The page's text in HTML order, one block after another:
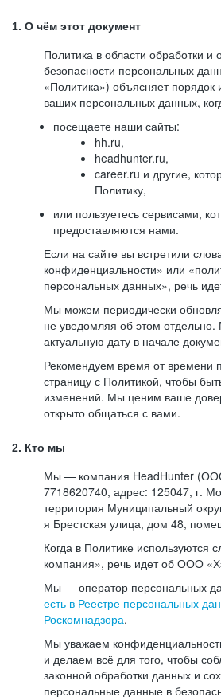
1. О чём этот документ
Политика в области обработки и
безопасности персональных
«Политика») объясняет порядок
ваших персональных данных,
посещаете наши сайты:
hh.ru,
headhunter.ru,
career.ru и другие,
Политику,
или пользуетесь сервисами,
предоставляются нами.
Если на сайте вы встретили
конфиденциальности» или
персональных данных», речь
Мы можем периодически
не уведомляя об этом отдельно.
актуальную дату в начале
Рекомендуем время от времени
страницу с Политикой, чтобы
изменений. Мы ценим ваше
открыто общаться с вами.
2. Кто мы
Мы — компания HeadHunter
7718620740, адрес: 125047, г.
территория Муниципальный
я Брестская улица, дом 48,
Когда в Политике используются
компания», речь идет об ООО
Мы — оператор персональных
есть в Реестре персональных
Роскомнадзора.
Мы уважаем
и делаем всё для того, чтобы
законной обработки данных и
персональные данные в